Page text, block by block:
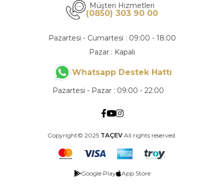
Müşteri Hizmetleri
(0850) 303 90 00
Pazartesi - Cumartesi : 09:00 - 18:00
Pazar : Kapalı
Whatsapp Destek Hattı
Pazartesi - Pazar : 09:00 - 22:00
Copyright© 2025 TAÇEV All rights reserved.
Google Play App Store